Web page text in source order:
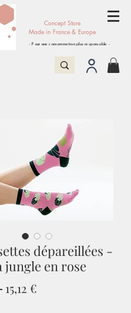
Concept Store
Made in France & Europe
- Pour une consommation plus responsable -
dépareillées -
jungle en rose
Prix
15,12 €